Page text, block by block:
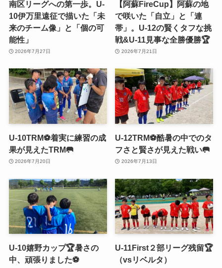
南区リーグへの第一歩。U-
10伊万里遠征で描いた「未
来のチーム像」と「個の可
能性」
2026年7月27日
【阿蘇FireCup】阿蘇の地
で咲いた「自立」と「連
帯」。U-12の賢くタフな挑
戦&U-11見事な全勝優勝🏆
2026年7月21日
U-10TRM⚽️着実に練習の成
果が見えたTRM🥅
2026年7月20日
U-12TRM⚽️酷暑の中でのタ
フさと賢さが見えた戦い🥅
2026年7月13日
U-10嬉野カップ🏆暑さの
中、頑張りました⚽️
U-11First２部リーグ残留🏆
（vsリベルタ）